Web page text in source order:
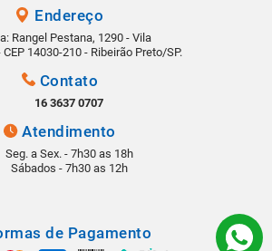
Endereço
Rangel Pestana, 1290 - Vila
14030-210 - Ribeirão Preto/SP.
Contato
16 3637 0707
Atendimento
Seg. a Sex. - 7h30 as 18h
Sábados - 7h30 as 12h
de Pagamento